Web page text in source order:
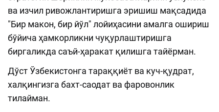
ва изчил ривожлантиришга эришиш мақсадида
"Бир макон, бир йўл" лойиҳасини амалга ошириш
бўйича ҳамкорликни чуқурлаштиришга
биргаликда саъй-ҳаракат қилишга тайёрман.
Дўст Ўзбекистонга тараққиёт ва куч-қудрат,
халқингизга бахт-саодат ва фаровонлик
тилайман.